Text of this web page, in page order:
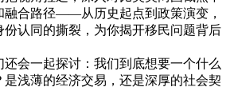
融合路径——从历史起点到政策演变，
份认同的撕裂，为你揭开移民问题背后
还会一起探讨：我们到底想要一个什么
是浅薄的经济交易，还是深厚的社会契